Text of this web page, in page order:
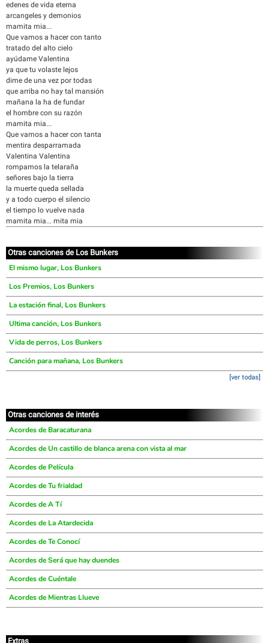
edenes de vida eterna
arcangeles y demonios
mamita mia...
Que vamos a hacer con tanto
tratado del alto cielo
ayúdame Valentina
ya que tu volaste lejos
dime de una vez por todas
que arriba no hay tal mansión
mañana la ha de fundar
el hombre con su razón
mamita mia...
Que vamos a hacer con tanta
mentira desparramada
Valentina Valentina
rompamos la telaraña
señores bajo la tierra
la muerte queda sellada
y a todo cuerpo el silencio
el tiempo lo vuelve nada
mamita mia... mita mia
Otras canciones de Los Bunkers
El mismo lugar, Los Bunkers
Los Premios, Los Bunkers
La estación final, Los Bunkers
Ultima canción, Los Bunkers
Vida de perros, Los Bunkers
Canción para mañana, Los Bunkers
[ver todas]
Otras canciones de interés
Acordes de Baracaturana
Acordes de Un castillo de blanca arena con vista al mar
Acordes de Película
Acordes de Tu frialdad
Acordes de A Tí
Acordes de La Atardecida
Acordes de Te Conocí
Acordes de Será que hay duendes
Acordes de Cuéntale
Acordes de Mientras Llueve
Extras